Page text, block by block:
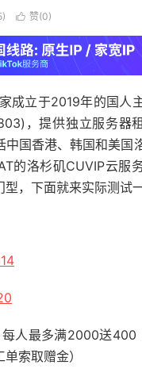
 赞(0)
成立于2019年的国人
，提供独立服务器
中国香港、韩国和美国
的洛杉矶CUVIP云服
，下面就来实际测试一
人最多满2000送400
索取赠金）